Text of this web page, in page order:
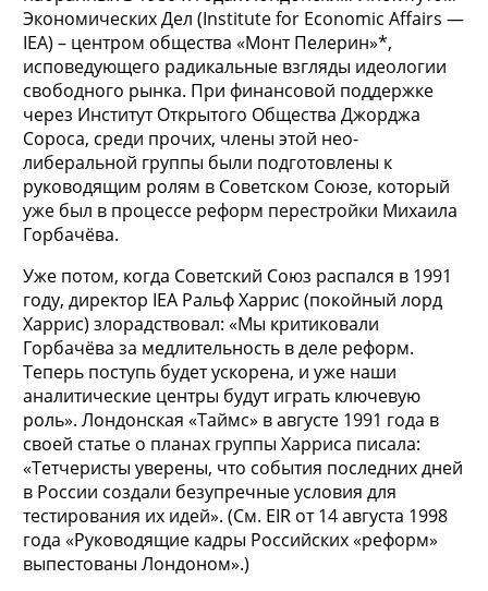
Экономических Дел (Institute for Economic Affairs —
IEA) – центром общества «Монт Пелерин»*,
исповедующего радикальные взгляды идеологии
свободного рынка. При финансовой поддержке
через Институт Открытого Общества Джорджа
Сороса, среди прочих, члены этой нео-
либеральной группы были подготовлены к
руководящим ролям в Советском Союзе, который
уже был в процессе реформ перестройки Михаила
Горбачёва.
Уже потом, когда Советский Союз распался в 1991
году, директор IEA Ральф Харрис (покойный лорд
Харрис) злорадствовал: «Мы критиковали
Горбачёва за медлительность в деле реформ.
Теперь поступь будет ускорена, и уже наши
аналитические центры будут играть ключевую
роль». Лондонская «Таймс» в августе 1991 года в
своей статье о планах группы Харриса писала:
«Тетчеристы уверены, что события последних дней
в России создали безупречные условия для
тестирования их идей». (См. EIR от 14 августа 1998
года «Руководящие кадры Российских «реформ»
выпестованы Лондоном».)